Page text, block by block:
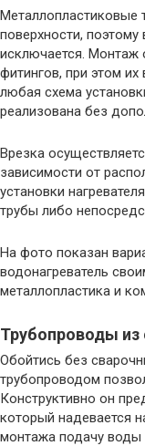
поверхности,
исключается. Монтаж
фитингов, при этом
любая схема
реализована без
Врезка
зависимости от
установки
трубы либо
На фото показан
водонагреватель
металлопластика и
Трубопроводы из
Обойтись без
трубопроводом
Конструктивно он
который надевается
монтажа подачу воды